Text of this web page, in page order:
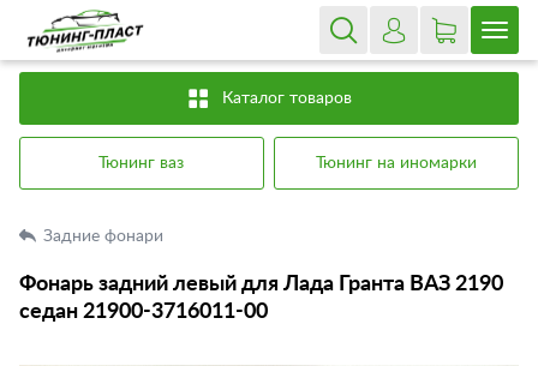
Каталог товаров
Тюнинг ваз Тюнинг на иномарки
Задние фонари
Фонарь задний левый для Лада Гранта ВАЗ 2190
седан 21900-3716011-00